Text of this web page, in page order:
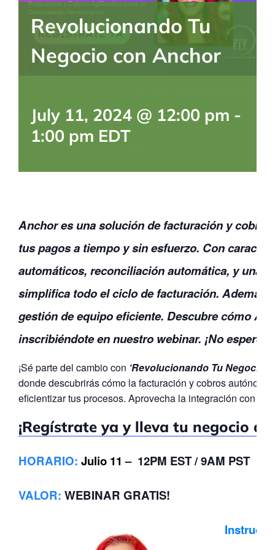
CONTACTANOS
Revolucionando Tu
Negocio con Anchor
July 11, 2024 @ 12:00 pm -
1:00 pm EDT
Anchor es una solución de facturación y cobro
tus pagos a tiempo y sin esfuerzo. Con
automáticos, reconciliación automática, y una
simplifica todo el ciclo de facturación.
gestión de equipo eficiente. Descubre cómo
inscribiéndote en nuestro webinar. ¡No
¡Sé parte del cambio con ‘Revolucionando Tu Negocio
donde descubrirás cómo la facturación y cobros
eficientizar tus procesos. Aprovecha la integración con
¡Regístrate ya y lleva tu negocio al
HORARIO: Julio 11– 12PM EST / 9AM PST
VALOR: WEBINAR GRATIS!